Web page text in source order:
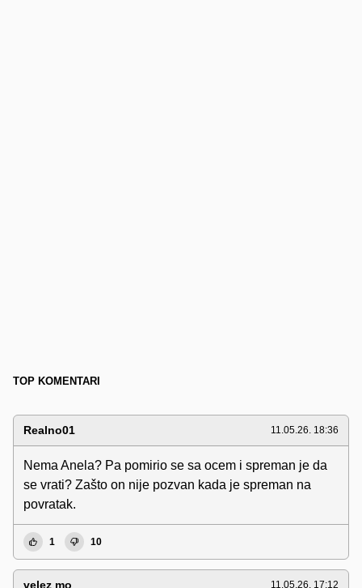
TOP KOMENTARI
Realno01 11.05.26. 18:36
Nema Anela? Pa pomirio se sa ocem i spreman je da
se vrati? Zašto on nije pozvan kada je spreman na
povratak.
1 10
velez mo 11.05.26. 17:12